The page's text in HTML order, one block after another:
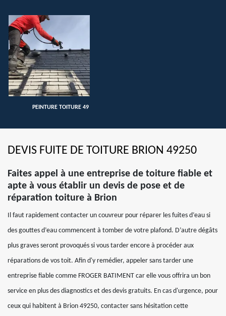
PEINTURE TOITURE 49
DEVIS FUITE DE TOITURE BRION 49250
Faites appel à une entreprise de toiture fiable et
apte à vous établir un devis de pose et de
réparation toiture à Brion
Il faut rapidement contacter un couvreur pour réparer les fuites d’eau si
des gouttes d’eau commencent à tomber de votre plafond. D’autre dégâts
plus graves seront provoqués si vous tarder encore à procéder aux
réparations de vos toit. Afin d'y remédier, appeler sans tarder une
entreprise fiable comme FROGER BATIMENT car elle vous offrira un bon
service en plus des diagnostics et des devis gratuits. En cas d'urgence, pour
ceux qui habitent à Brion 49250, contacter sans hésitation cette